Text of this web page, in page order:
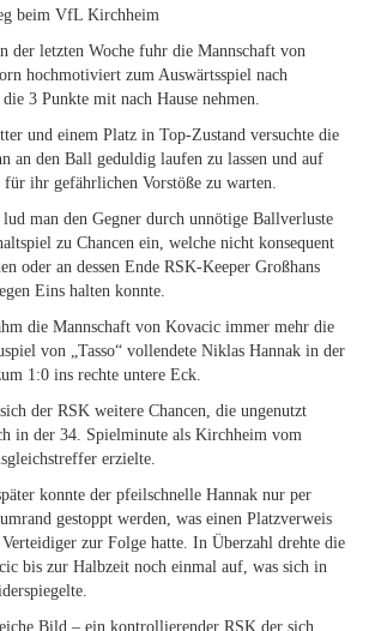
beim VfL Kirchheim
der letzten Woche fuhr die Mannschaft von
hochmotiviert zum Auswärtsspiel nach
3 Punkte mit nach Hause nehmen.
und einem Platz in Top-Zustand versuchte die
an den Ball geduldig laufen zu lassen und auf
ihr gefährlichen Vorstöße zu warten.
man den Gegner durch unnötige Ballverluste
zu Chancen ein, welche nicht konsequent
oder an dessen Ende RSK-Keeper Großhans
Eins halten konnte.
die Mannschaft von Kovacic immer mehr die
von „Tasso“ vollendete Niklas Hannak in der
1:0 ins rechte untere Eck.
der RSK weitere Chancen, die ungenutzt
in der 34. Spielminute als Kirchheim vom
erzielte.
konnte der pfeilschnelle Hannak nur per
gestoppt werden, was einen Platzverweis
zur Folge hatte. In Überzahl drehte die
bis zur Halbzeit noch einmal auf, was sich in
Bild – ein kontrollierender RSK der sich